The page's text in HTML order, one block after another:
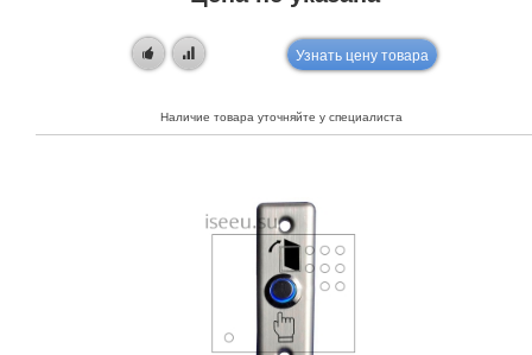
Узнать цену товара
Наличие товара уточняйте у специалиста